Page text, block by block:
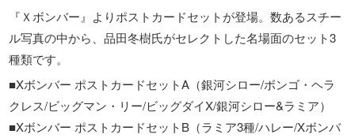
『Ｘボンバー』よりポストカードセットが登場。数あるスチー
ル写真の中から、品田冬樹氏がセレクトした名場面のセット3
種類です。
■Xボンバー ポストカードセットA（銀河シロー/ボンゴ・ヘラ
クレス/ビッグマン・リー/ビッグダイX/銀河シロー&ラミア）
■Xボンバー ポストカードセットB（ラミア3種/ハレー/Xボンバ